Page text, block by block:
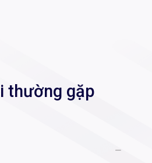
thường gặp